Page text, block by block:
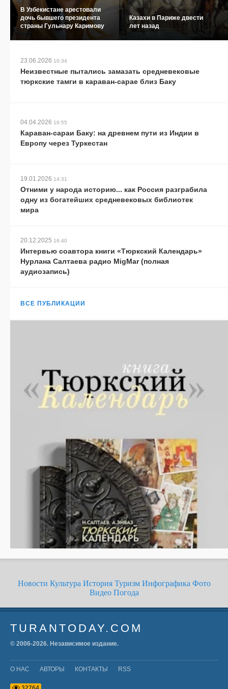
В Узбекистане арестовали
дочь бывшего президента
страны Гульнару Каримову
Казахи в Париже двести
лет назад
23.06.2026 10:34
Неизвестные пытались замазать средневековые
тюркские тамги в караван-сарае близ Баку
04.04.2026 16:55
Караван-сараи Баку: на древнем пути из Индии в
Европу через Туркестан
19.01.2026 14:31
Отними у народа историю... как Россия разграбила
одну из богатейших средневековых библиотек
мира
20.12.2025 16:40
Интервью соавтора книги «Тюркский Календарь»
Нурлана Салтаева радио MigMar (полная
аудиозапись)
ВСЕ ПУБЛИКАЦИИ
Новости Культура История Туризм Инфографика Фото
Видео Погода
TURANTODAY.COM
© 2006-2026. Независимое издание.
О НАС АВТОРЫ КОНТАКТЫ RSS